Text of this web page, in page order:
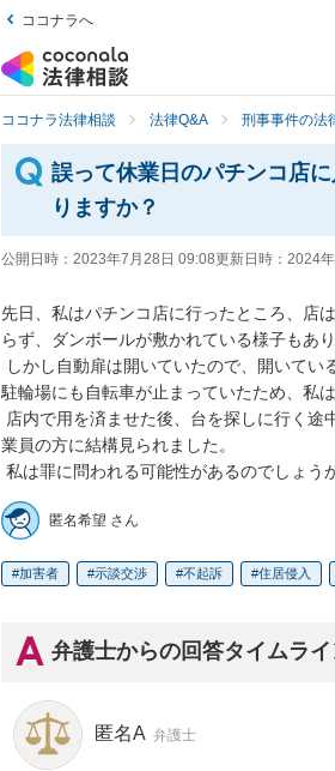
ココナラへ
ココナラ法律相談 法律Q&A 刑事事件の法
誤って休業日のパチンコ店
りますか？
公開日時： 2023年7月28日 09:08更新日時： 2024
先日、私はパチンコ店に行ったところ、店
らず、ダンボールが敷かれている様子もあ
駐輪場にも自転車が止まっていたため、私
業員の方に結構見られました。
私は罪に問われる可能性があるのでしょうか
匿名希望 さん
加害者 示談交渉 不起訴 住居侵入
弁護士からの回答タイムラ
匿名A 弁護士